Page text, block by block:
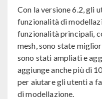
Con la versione 6.2, gli
funzionalità di
funzionalità principali,
mesh, sono state
sono stati ampliati e
aggiunge anche più di
per aiutare gli utenti a
di modellazione.